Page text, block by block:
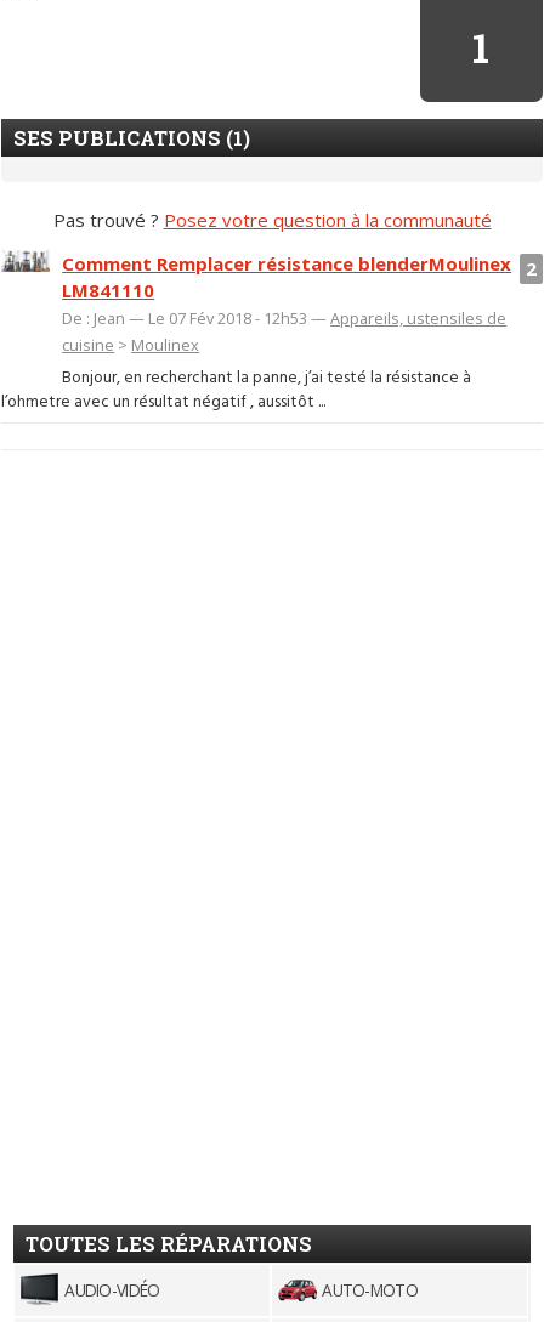
1
SES PUBLICATIONS (1)
Pas trouvé ? Posez votre question à la communauté
2
Comment Remplacer résistance blenderMoulinex
LM841110
De : Jean — Le 07 Fév 2018 - 12h53 —Appareils, ustensiles de
cuisine > Moulinex
Bonjour, en recherchant la panne, j’ai testé la résistance à
l’ohmetre avec un résultat négatif , aussitôt ...
TOUTES LES RÉPARATIONS
AUDIO-VIDÉO AUTO-MOTO